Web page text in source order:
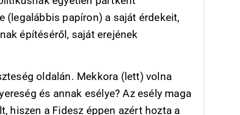
(legalábbis papíron) a saját érdekeit,
építéséről, saját erejének
oldalán. Mekkora (lett) volna
és annak esélye? Az esély maga
hiszen a Fidesz éppen azért hozta a